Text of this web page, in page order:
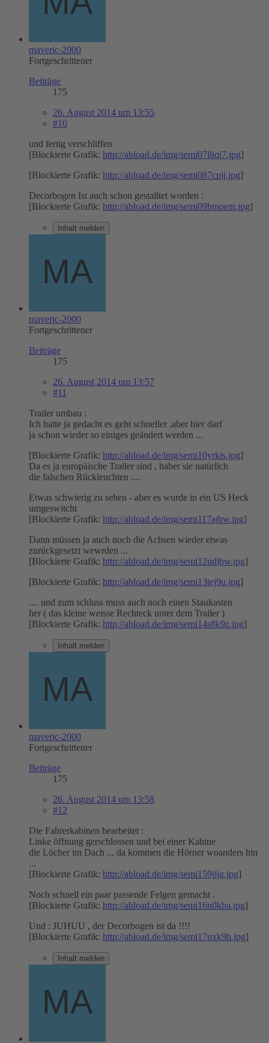
maveric-2000
Fortgeschrittener
Beiträge
175
26. August 2014 um 13:55
#10
und fertig verschliffen
[Blockierte Grafik: http://abload.de/img/semi07l8qi7.jpg]
[Blockierte Grafik: http://abload.de/img/semi087cpij.jpg]
Decorbogen Ist auch schon gestalltet worden :
[Blockierte Grafik: http://abload.de/img/semi09bmoem.jpg]
Inhalt melden
maveric-2000
Fortgeschrittener
Beiträge
175
26. August 2014 um 13:57
#11
Trailer umbau :
Ich hatte ja gedacht es geht schneller ,aber hier darf
ja schon wieder so einiges geändert werden ...
[Blockierte Grafik: http://abload.de/img/semi10yrkis.jpg]
Da es ja europäische Trailer sind , haber sie natürlich
die falschen Rückleuchten ....
Etwas schwierig zu sehen - aber es wurde in ein US Heck
umgeswitcht
[Blockierte Grafik: http://abload.de/img/semi117ajbw.jpg]
Dann müssen ja auch noch die Achsen wieder etwas
zurückgesetzt wewrden ...
[Blockierte Grafik: http://abload.de/img/semi12udjbw.jpg]
[Blockierte Grafik: http://abload.de/img/semi13tej9u.jpg]
.... und zum schluss muss auch noch einen Staukasten
her ( das kleine weisse Rechteck unter dem Trailer )
[Blockierte Grafik: http://abload.de/img/semi14s8k9z.jpg]
Inhalt melden
maveric-2000
Fortgeschrittener
Beiträge
175
26. August 2014 um 13:58
#12
Die Fahrerkabinen bearbeitet :
Linke öffnung gerschlossen und bei einer Kabine
die Löcher im Dach ... da kommen die Hörner woanders hin
...
[Blockierte Grafik: http://abload.de/img/semi159jjjg.jpg]
Noch schnell ein paar passende Felgen gemacht .
[Blockierte Grafik: http://abload.de/img/semi16n0kba.jpg]
Und : JUHUU , der Decorbogen ist da !!!!
[Blockierte Grafik: http://abload.de/img/semi17nxk9h.jpg]
Inhalt melden